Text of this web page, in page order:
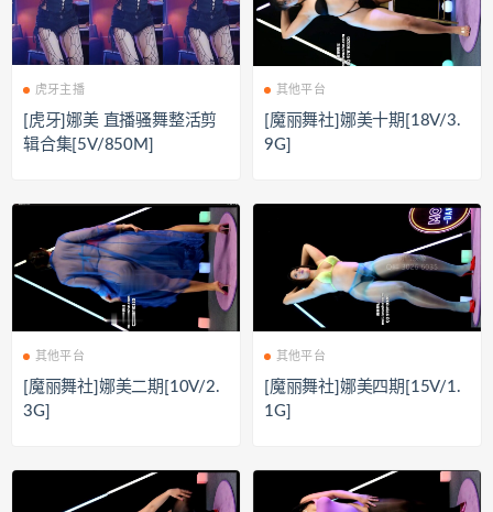
虎牙主播
[虎牙]娜美 直播骚舞整活剪
辑合集[5V/850M]
其他平台
[魔丽舞社]娜美十期[18V/3.
9G]
其他平台
[魔丽舞社]娜美二期[10V/2.
3G]
其他平台
[魔丽舞社]娜美四期[15V/1.
1G]